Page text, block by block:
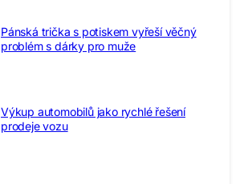
Pánská trička s potiskem vyřeší věčný
problém s dárky pro muže
Výkup automobilů jako rychlé řešení
prodeje vozu